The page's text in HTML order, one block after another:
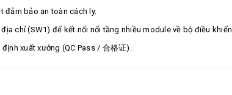
đảm bảo an toàn cách ly.
chỉ (SW1) để kết nối nối tầng nhiều module về bộ điều khiển
xuất xưởng (QC Pass / 合格证).